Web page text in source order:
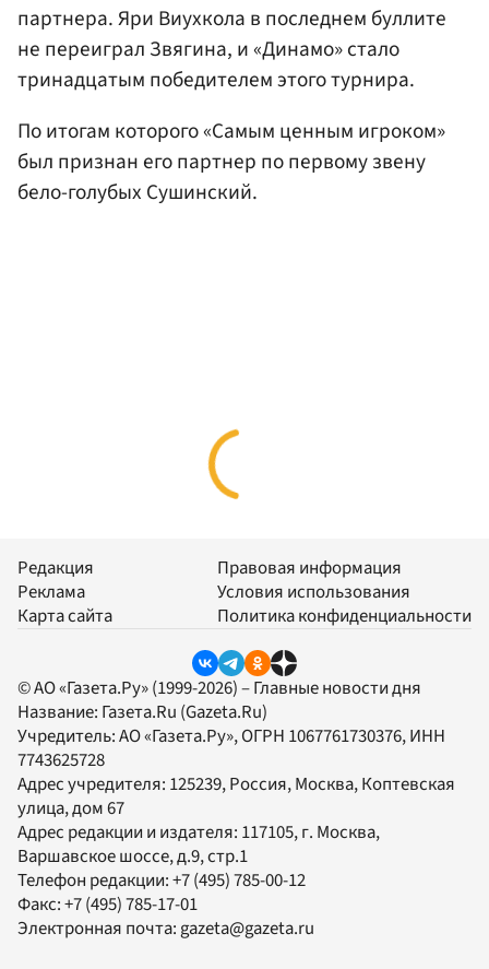
партнера. Яри Виухкола в последнем буллите
не переиграл Звягина, и «Динамо» стало
тринадцатым победителем этого турнира.
По итогам которого «Самым ценным игроком»
был признан его партнер по первому звену
бело-голубых Сушинский.
Редакция
Реклама
Карта сайта
Правовая информация
Условия использования
Политика конфиденциальности
© АО «Газета.Ру» (1999-2026) – Главные новости дня
Название: Газета.Ru (Gazeta.Ru)
Учредитель:АО «Газета.Ру», ОГРН 1067761730376, ИНН
7743625728
Адрес учредителя: 125239, Россия, Москва, Коптевская
улица, дом 67
Адрес редакции и издателя: 117105, г. Москва,
Варшавское шоссе, д.9, стр.1
Телефон редакции:+7 (495) 785-00-12
Факс:+7 (495) 785-17-01
Электронная почта:gazeta@gazeta.ru